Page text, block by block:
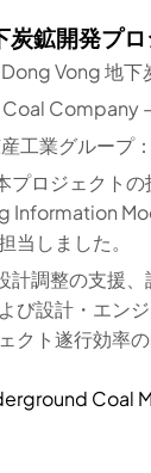
炭鉱開発プロ
Dong Vong 地
Coal Company
工業グループ：
プロジェクト
Information
当しました。
計調整の支援
び設計・エン
クト遂行効率